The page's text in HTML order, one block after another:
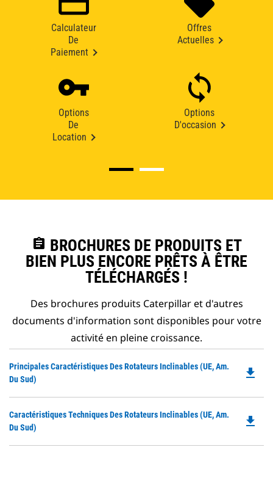
Calculateur
De
Paiement
Offres
Actuelles
Options
De
Location
Options
D'occasion
assignment BROCHURES DE PRODUITS ET
BIEN PLUS ENCORE PRÊTS À ÊTRE
TÉLÉCHARGÉS !
Des brochures produits Caterpillar et d'autres
documents d'information sont disponibles pour votre
activité en pleine croissance.
Principales Caractéristiques Des Rotateurs Inclinables (UE, Am.
Du Sud)
file_download
Caractéristiques Techniques Des Rotateurs Inclinables (UE, Am.
Du Sud)
file_download